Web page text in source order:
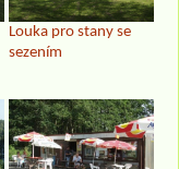
Louka pro stany se
sezením